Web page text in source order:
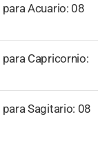
Acuario: 08
Capricornio:
Sagitario: 08